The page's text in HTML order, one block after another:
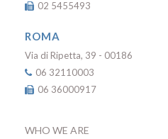
02 5455493
ROMA
Via di Ripetta, 39 - 00186
06 32110003
06 36000917
WHO WE ARE